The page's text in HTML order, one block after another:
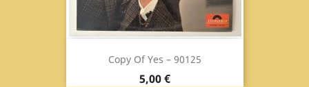
Copy Of Yes ‎– 90125
Prix
5,00 €